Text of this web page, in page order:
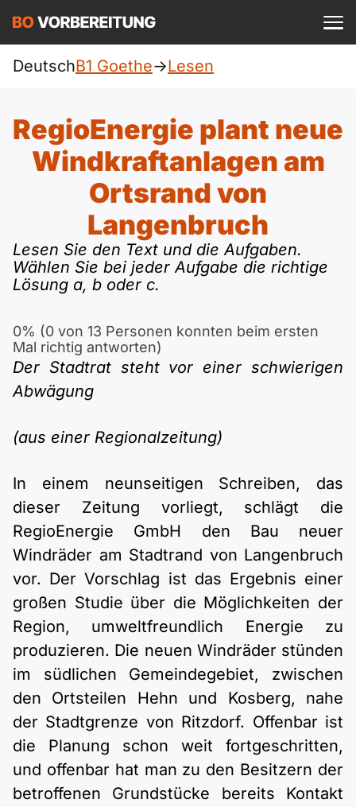
Goethe
Allgemein
DTZ
telc
ÖIF
ÖSD
Pflege (telc)
Deutsch
Englisch
Türkisch
Ukrainisch
Polnisch
A1 Allgemein
A1 telc
A1 Goethe
A1 ÖIF
A2 Allgemein
A2 DTZ
A2 telc
A2 Goethe
A2 ÖIF
B1 Allgemein
B1 DTZ
B1 Beruf
B1 telc
B1 Goethe
B1 ÖIF
B1 ÖSD
B1 Pflege (telc)
B2
B2 Beruf
B2 telc
B2 Goethe
B2 Pflege (telc)
Webinare
Mehr Tools
Online-Kurse
Einbürgerungstest
Spiele
Schulen & Kurse
Lebenslauf erstellen
Motivationsbriefe
Einloggen ist kostenlos?
DeutschB1 Goethe->Lesen
RegioEnergie plant neue
Windkraftanlagen am
Ortsrand von
Langenbruch
Lesen Sie den Text und die Aufgaben.
Wählen Sie bei jeder Aufgabe die richtige
Lösung a, b oder c.
0% (0 von 13 Personen konnten beim ersten
Mal richtig antworten)
Der Stadtrat steht vor einer schwierigen
Abwägung
(aus einer Regionalzeitung)
In einem neunseitigen Schreiben, das
dieser Zeitung vorliegt, schlägt die
RegioEnergie GmbH den Bau neuer
Windräder am Stadtrand von Langenbruch
vor. Der Vorschlag ist das Ergebnis einer
großen Studie über die Möglichkeiten der
Region, umweltfreundlich Energie zu
produzieren. Die neuen Windräder stünden
im südlichen Gemeindegebiet, zwischen
den Ortsteilen Hehn und Kosberg, nahe
der Stadtgrenze von Ritzdorf. Offenbar ist
die Planung schon weit fortgeschritten,
und offenbar hat man zu den Besitzern der
betroffenen Grundstücke bereits Kontakt